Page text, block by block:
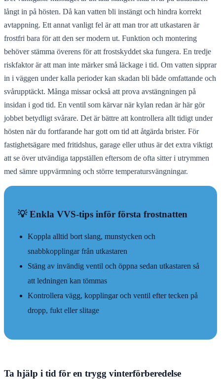
långt in på hösten. Då kan vatten bli instängt och hindra korrekt
avtappning. Ett annat vanligt fel är att man tror att utkastaren är
frostfri bara för att den ser modern ut. Funktion och montering
behöver stämma överens för att frostskyddet ska fungera. En tredje
riskfaktor är att man inte märker små läckage i tid. Om vatten sipprar
in i väggen under kalla perioder kan skadan bli både omfattande och
svårupptäckt. Många missar också att prova avstängningen på
insidan i god tid. En ventil som kärvar när kylan redan är här gör
jobbet betydligt svårare. Det är bättre att kontrollera allt tidigt under
hösten när du fortfarande har gott om tid att åtgärda brister. För
fastighetsägare med fritidshus, garage eller uthus är det extra viktigt
att se över utvändiga tappställen eftersom de ofta sitter i utrymmen
med sämre uppvärmning och större temperatursvängningar.
💡 Enkla VVS-tips inför första frostnatten
Koppla alltid bort slang, munstycken och
snabbkopplingar från utkastaren
Stäng av invändig ventil och öppna sedan utkastaren så
att ledningen kan tömmas
Kontrollera vägg, kopplingar och ventil efter tecken på
dropp, fukt eller slitage
Ta hjälp i tid för en trygg vinterförberedelse